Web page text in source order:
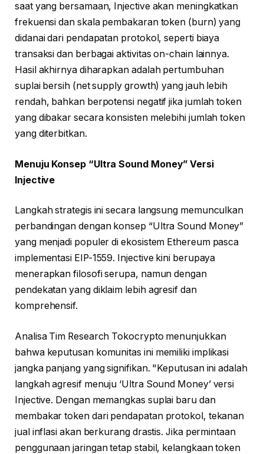
saat yang bersamaan, Injective akan meningkatkan
frekuensi dan skala pembakaran token (burn) yang
didanai dari pendapatan protokol, seperti biaya
transaksi dan berbagai aktivitas on-chain lainnya.
Hasil akhirnya diharapkan adalah pertumbuhan
suplai bersih (net supply growth) yang jauh lebih
rendah, bahkan berpotensi negatif jika jumlah token
yang dibakar secara konsisten melebihi jumlah token
yang diterbitkan.
Menuju Konsep “Ultra Sound Money” Versi
Injective
Langkah strategis ini secara langsung memunculkan
perbandingan dengan konsep “Ultra Sound Money”
yang menjadi populer di ekosistem Ethereum pasca
implementasi EIP-1559. Injective kini berupaya
menerapkan filosofi serupa, namun dengan
pendekatan yang diklaim lebih agresif dan
komprehensif.
Analisa Tim Research Tokocrypto menunjukkan
bahwa keputusan komunitas ini memiliki implikasi
jangka panjang yang signifikan. "Keputusan ini adalah
langkah agresif menuju ‘Ultra Sound Money’ versi
Injective. Dengan memangkas suplai baru dan
membakar token dari pendapatan protokol, tekanan
jual inflasi akan berkurang drastis. Jika permintaan
penggunaan jaringan tetap stabil, kelangkaan token